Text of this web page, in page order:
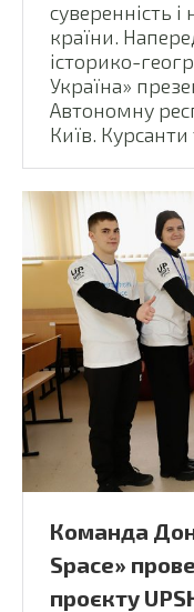
суверенність і
країни.
історико-
Україна»
Автономну
Київ. Курсанти
Команда
Space»
проєкту